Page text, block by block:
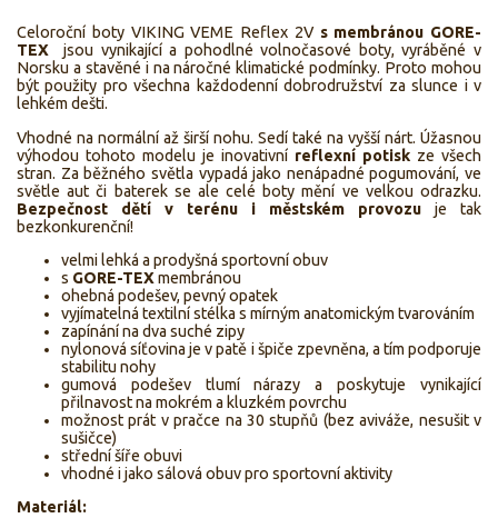
Celoroční boty VIKING VEME Reflex 2V s membránou GORE-
TEX jsou vynikající a pohodlné volnočasové boty, vyráběné v
Norsku a stavěné i na náročné klimatické podmínky. Proto mohou
být použity pro všechna každodenní dobrodružství za slunce i v
lehkém dešti.
Vhodné na normální až širší nohu. Sedí také na vyšší nárt. Úžasnou
výhodou tohoto modelu je inovativní reflexní potisk ze všech
stran. Za běžného světla vypadá jako nenápadné pogumování, ve
světle aut či baterek se ale celé boty mění ve velkou odrazku.
Bezpečnost dětí v terénu i městském provozu je tak
bezkonkurenční!
velmi lehká a prodyšná sportovní obuv
s GORE-TEXmembránou
ohebná podešev, pevný opatek
vyjímatelná textilní stélka s mírným anatomickým tvarováním
zapínání na dva suché zipy
nylonová síťovina je v patě i špiče zpevněna, a tím podporuje
stabilitu nohy
gumová podešev tlumí nárazy a poskytuje vynikající
přilnavost na mokrém a kluzkém povrchu
možnost prát v pračce na 30 stupňů (bez aviváže, nesušit v
sušičce)
střední šíře obuvi
vhodné i jako sálová obuv pro sportovní aktivity
Materiál: